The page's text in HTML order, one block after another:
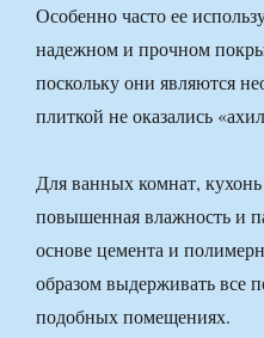
Особенно часто ее
надежном и прочном
поскольку они являются
плиткой не оказались
Для ванных комнат,
повышенная влажность и
основе цемента и
образом выдерживать все
подобных помещениях.